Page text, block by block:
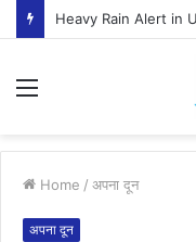
Menu
Home / अपना दून
अपना दून